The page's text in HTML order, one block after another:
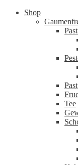
Shop
Tee